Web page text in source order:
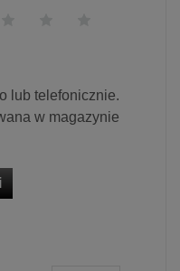
lub telefonicznie.
w magazynie